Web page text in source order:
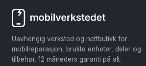
Uavhengig verksted og nettbutikk for
mobilreparasjon, brukte enheter, deler og
tilbehør. 12 måneders garanti på alt.